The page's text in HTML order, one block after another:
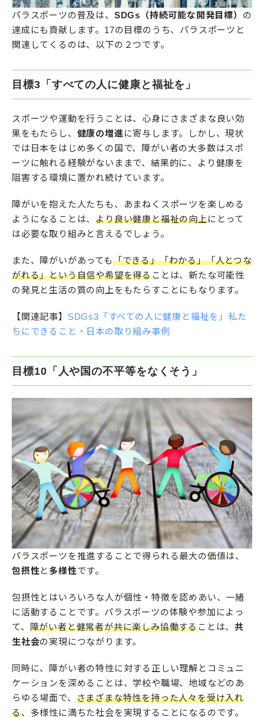
パラスポーツの普及は、 SDGs（持続可能な開発目標） の
達成にも貢献します。17の目標のうち、パラスポーツと
関連してくるのは、以下の２つです。
目標3「すべての人に健康と福祉を」
スポーツや運動を行うことは、心身にさまざまな良い効
果をもたらし、 健康の増進に寄与します。しかし、現状
では日本をはじめ多くの国で、障がい者の大多数はスポ
ーツに触れる経験がないままで、結果的に、より健康を
阻害する環境に置かれ続けています。
障がいを抱えた人たちも、あまねくスポーツを楽しめる
ようになることは、より良い健康と福祉の向上にとって
は必要な取り組みと言えるでしょう。
また、障がいがあっても「できる」「わかる」「人とつな
がれる」という自信や希望を得ることは、新たな可能性
の発見と生活の質の向上をもたらすことにもなります。
【関連記事】 SDGs3「すべての人に健康と福祉を」私た
ちにできること・日本の取り組み事例
目標10「人や国の不平等をなくそう」
パラスポーツを推進することで得られる最大の価値は、
包摂性 と 多様性です。
包摂性とはいろいろな人が個性・特徴を認めあい、一緒
に活動することです。パラスポーツの体験や参加によっ
て、 障がい者と健常者が共に楽しみ協働することは、共
生社会の実現につながります。
同時に、障がい者の特性に対する正しい理解とコミュニ
ケーションを深めることは、学校や職場、地域などのあ
らゆる場面で、 さまざまな特性を持った人々を受け入れ
る、多様性に満ちた社会を実現することになるのです。